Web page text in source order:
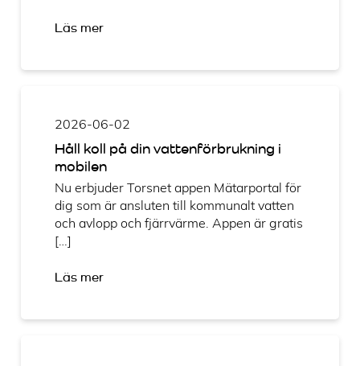
Läs mer
2026-06-02
Håll koll på din vattenförbrukning i
mobilen
Nu erbjuder Torsnet appen Mätarportal för
dig som är ansluten till kommunalt vatten
och avlopp och fjärrvärme. Appen är gratis
[…]
Läs mer